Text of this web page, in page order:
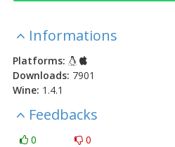
Informations
Platforms:
Downloads: 7901
Wine: 1.4.1
Feedbacks
0 0